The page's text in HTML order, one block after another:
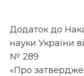
Додаток до
науки України
№ 289
«Про